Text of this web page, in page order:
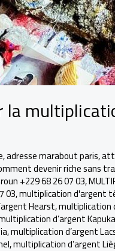
,adresse marabout paris,
devenir riche sans
+229 68 26 07 03,
03,multiplication d'argent
Hearst,multiplication
d’argent
,multiplication d’argent
,multiplication d’argent